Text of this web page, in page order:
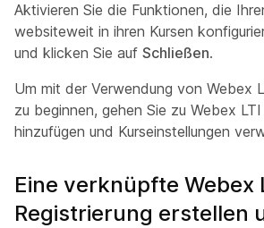
Aktivieren Sie die Funktionen, die
websiteweit in ihren Kursen
und klicken Sie auf Schließen.
Um mit der Verwendung von Webex
zu beginnen, gehen Sie zu Webex
hinzufügen und Kurseinstellungen
Eine verknüpfte Webex
Registrierung erstellen